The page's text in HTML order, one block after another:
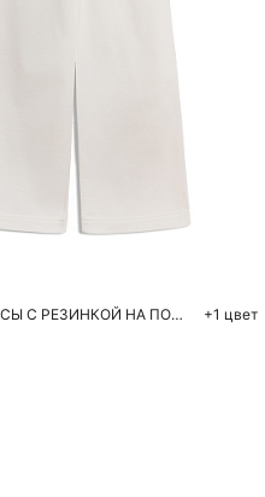
Добавить в корзину
46
ПРЯМЫЕ ДЖИНСЫ С РЕЗИНКОЙ НА ПОЯСЕ +1 цвет